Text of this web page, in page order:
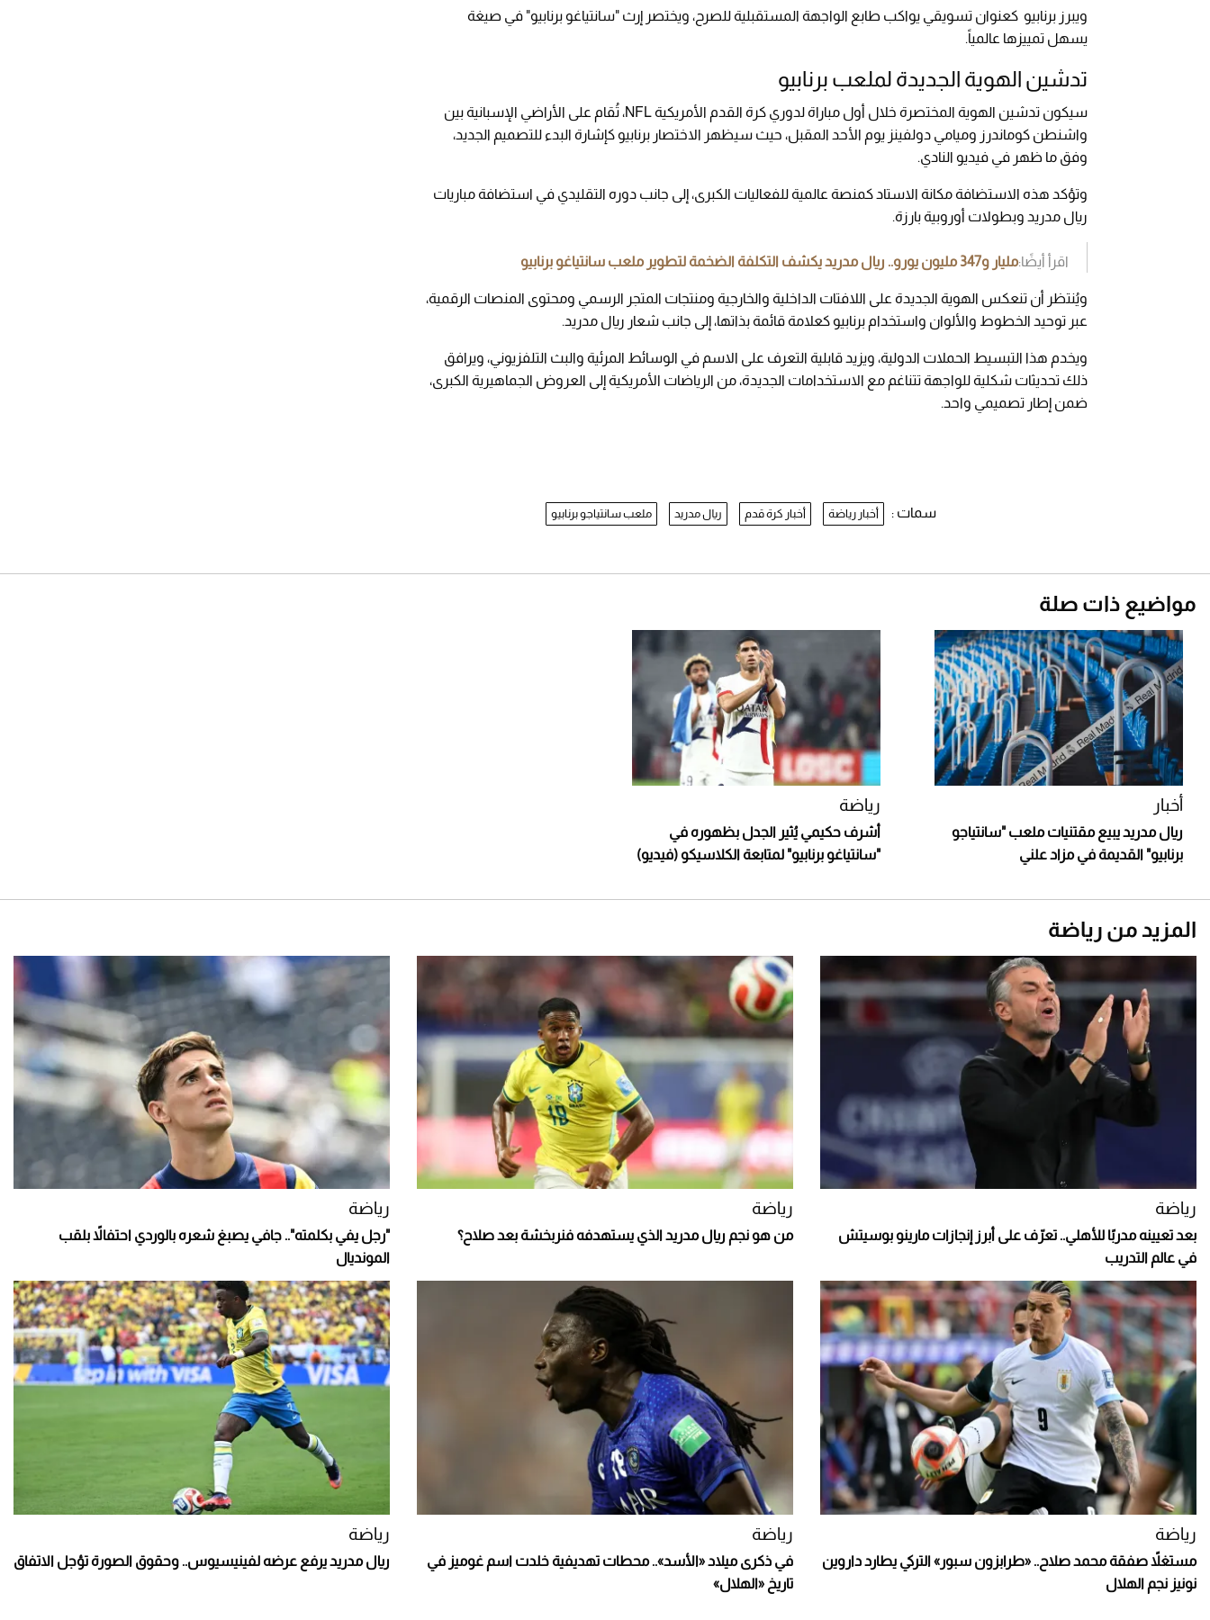
ويبرز برنابيو كعنوان تسويقي يواكب طابع الواجهة المستقبلية للصرح، ويختصر إرث "سانتياغو برنابيو" في صيغة
يسهل تمييزها عالمياً.
تدشين الهوية الجديدة لملعب برنابيو
سيكون تدشين الهوية المختصرة خلال أول مباراة لدوري كرة القدم الأمريكية NFL، تُقام على الأراضي الإسبانية بين
واشنطن كوماندرز وميامي دولفينز يوم الأحد المقبل، حيث سيظهر الاختصار برنابيو كإشارة البدء للتصميم الجديد،
وفق ما ظهر في فيديو النادي.
وتؤكد هذه الاستضافة مكانة الاستاد كمنصة عالمية للفعاليات الكبرى، إلى جانب دوره التقليدي في استضافة مباريات
ريال مدريد وبطولات أوروبية بارزة.
اقرأ أيضًا:مليار و347 مليون يورو.. ريال مدريد يكشف التكلفة الضخمة لتطوير ملعب سانتياغو برنابيو
ويُنتظر أن تنعكس الهوية الجديدة على اللافتات الداخلية والخارجية ومنتجات المتجر الرسمي ومحتوى المنصات الرقمية،
عبر توحيد الخطوط والألوان واستخدام برنابيو كعلامة قائمة بذاتها، إلى جانب شعار ريال مدريد.
ويخدم هذا التبسيط الحملات الدولية، ويزيد قابلية التعرف على الاسم في الوسائط المرئية والبث التلفزيوني، ويرافق
ذلك تحديثات شكلية للواجهة تتناغم مع الاستخدامات الجديدة، من الرياضات الأمريكية إلى العروض الجماهيرية الكبرى،
ضمن إطار تصميمي واحد.
سمات : أخبار رياضة أخبار كرة قدم ريال مدريد ملعب سانتياجو برنابيو
مواضيع ذات صلة
أخبار
ريال مدريد يبيع مقتنيات ملعب "سانتياجو
برنابيو" القديمة في مزاد علني
رياضة
أشرف حكيمي يُثير الجدل بظهوره في
"سانتياغو برنابيو" لمتابعة الكلاسيكو (فيديو)
المزيد من رياضة
رياضة
بعد تعيينه مدربًا للأهلي.. تعرّف على أبرز إنجازات مارينو بوسيتش
في عالم التدريب
رياضة
من هو نجم ريال مدريد الذي يستهدفه فنربخشة بعد صلاح؟
رياضة
"رجل يفي بكلمته".. جافي يصبغ شعره بالوردي احتفالاً بلقب
المونديال
رياضة
مستغلاً صفقة محمد صلاح.. «طرابزون سبور» التركي يطارد داروين
نونيز نجم الهلال
رياضة
في ذكرى ميلاد «الأسد».. محطات تهديفية خلدت اسم غوميز في
تاريخ «الهلال»
رياضة
ريال مدريد يرفع عرضه لفينيسيوس.. وحقوق الصورة تؤجل الاتفاق